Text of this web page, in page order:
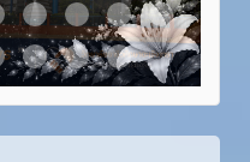
Item 16Item 17Item 18Item 19Item 20
Item 25Item 26Item 27Item 28